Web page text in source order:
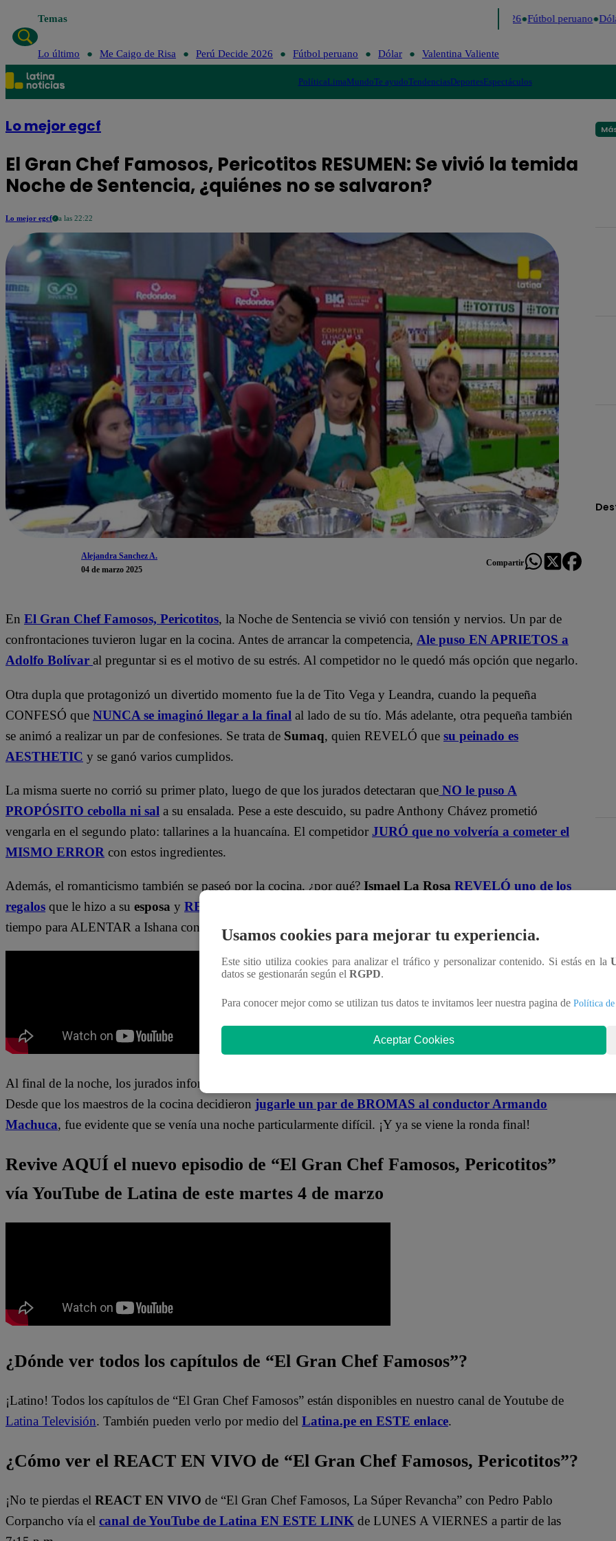
Temas Perú Decide 2026 Fútbol peruano Dólar
Lo último Me Caigo de Risa Perú Decide 2026 Fútbol peruano Dólar Valentina Valiente
PolíticaLimaMundoTe ayudoTendenciasDeportesEspectáculos
Lo mejor egcf
El Gran Chef Famosos, Pericotitos RESUMEN: Se vivió la temida
Noche de Sentencia, ¿quiénes no se salvaron?
Lo mejor egcf a las 22:22
Alejandra Sanchez A.
04 de marzo 2025
Compartir
En El Gran Chef Famosos, Pericotitos, la Noche de Sentencia se vivió con tensión y nervios. Un par de
confrontaciones tuvieron lugar en la cocina. Antes de arrancar la competencia, Ale puso EN APRIETOS a
Adolfo Bolívar al preguntar si es el motivo de su estrés. Al competidor no le quedó más opción que negarlo.
Otra dupla que protagonizó un divertido momento fue la de Tito Vega y Leandra, cuando la pequeña
CONFESÓ que NUNCA se imaginó llegar a la final al lado de su tío. Más adelante, otra pequeña también
se animó a realizar un par de confesiones. Se trata de Sumaq, quien REVELÓ que su peinado es
AESTHETIC y se ganó varios cumplidos.
La misma suerte no corrió su primer plato, luego de que los jurados detectaran que NO le puso A
PROPÓSITO cebolla ni sal a su ensalada. Pese a este descuido, su padre Anthony Chávez prometió
vengarla en el segundo plato: tallarines a la huancaína. El competidor JURÓ que no volvería a cometer el
MISMO ERROR con estos ingredientes.
Además, el romanticismo también se paseó por la cocina, ¿por qué? Ismael La Rosa REVELÓ uno de los
regalos que le hizo a su esposa y RECORDÓ cómo la conoció
tiempo para ALENTAR a Ishana con su cantante de k-pop favorito.
Al final de la noche, los jurados informaron quiénes son los
Desde que los maestros de la cocina decidieron jugarle un par de BROMAS al conductor Armando
Machuca, fue evidente que se venía una noche particularmente difícil. ¡Y ya se viene la ronda final!
Revive AQUÍ el nuevo episodio de “El Gran Chef Famosos, Pericotitos”
vía YouTube de Latina de este martes 4 de marzo
¿Dónde ver todos los capítulos de “El Gran Chef Famosos”?
¡Latino! Todos los capítulos de “El Gran Chef Famosos” están disponibles en nuestro canal de Youtube de
Latina Televisión. También pueden verlo por medio del Latina.pe en ESTE enlace.
¿Cómo ver el REACT EN VIVO de “El Gran Chef Famosos, Pericotitos”?
¡No te pierdas el REACT EN VIVO de “El Gran Chef Famosos, La Súper Revancha” con Pedro Pablo
Corpancho vía el canal de YouTube de Latina EN ESTE LINK de LUNES A VIERNES a partir de las
Usamos cookies para mejorar tu experiencia.
Este sitio utiliza cookies para analizar el tráfico y personalizar contenido. Si estás en la
datos se gestionarán según el RGPD.
Para conocer mejor como se utilizan tus datos te invitamos leer nuestra pagina de Política
Aceptar Cookies